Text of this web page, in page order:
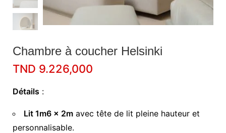
Chambre à coucher Helsinki
TND 9.226,000
Détails :
Lit 1m6 x 2m avec tête de lit pleine hauteur et
personnalisable.